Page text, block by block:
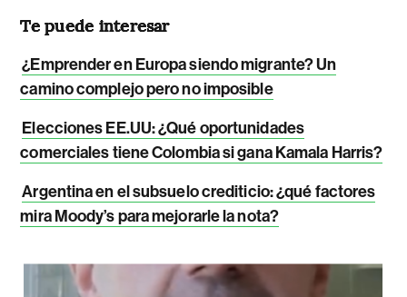
Te puede interesar
¿Emprender en Europa siendo migrante? Un
camino complejo pero no imposible
Elecciones EE.UU: ¿Qué oportunidades
comerciales tiene Colombia si gana Kamala Harris?
Argentina en el subsuelo crediticio: ¿qué factores
mira Moody’s para mejorarle la nota?